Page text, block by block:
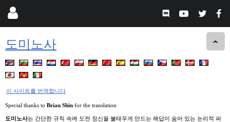
도미노사
이 사이트를 번역합니다
Special thanks to Brian Shin for the translation
도미노사는 간단한 규칙 속에 도전 정신을 불태우게 만드는 해답이 숨어 있는 논리적 퍼